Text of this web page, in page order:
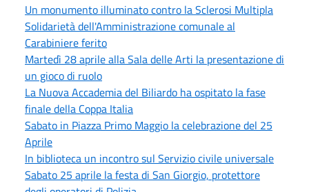
Un monumento illuminato contro la Sclerosi Multipla
Solidarietà dell'Amministrazione comunale al
Carabiniere ferito
Martedì 28 aprile alla Sala delle Arti la presentazione di
un gioco di ruolo
La Nuova Accademia del Biliardo ha ospitato la fase
finale della Coppa Italia
Sabato in Piazza Primo Maggio la celebrazione del 25
Aprile
In biblioteca un incontro sul Servizio civile universale
Sabato 25 aprile la festa di San Giorgio, protettore